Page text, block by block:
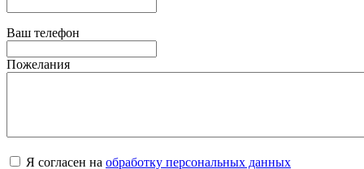
Ваш телефон
Пожелания
Я согласен на обработку персональных данных